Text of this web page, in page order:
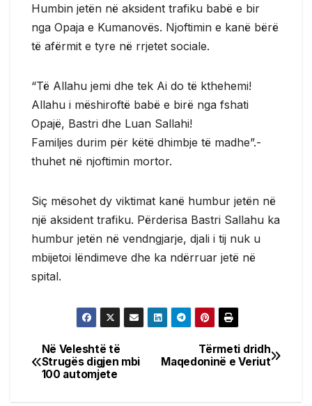
Humbin jetën në aksident trafiku babë e bir
nga Opaja e Kumanovës. Njoftimin e kanë bërë
të afërmit e tyre në rrjetet sociale.
“Të Allahu jemi dhe tek Ai do të kthehemi!
Allahu i mëshiroftë babë e birë nga fshati
Opajë, Bastri dhe Luan Sallahi!
Familjes durim për këtë dhimbje të madhe”.-
thuhet në njoftimin mortor.
Siç mësohet dy viktimat kanë humbur jetën në
një aksident trafiku. Përderisa Bastri Sallahu ka
humbur jetën në vendngjarje, djali i tij nuk u
mbijetoi lëndimeve dhe ka ndërruar jetë në
spital.
Post
navigation
Tërmeti dridh
Maqedoninë e Veriut
Në Veleshtë të
Strugës digjen mbi
100 automjete